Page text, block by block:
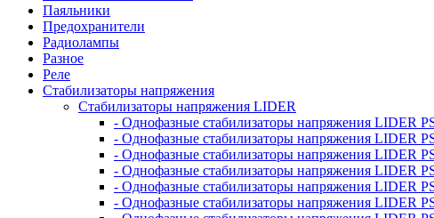
Паяльники
Предохранители
Радиолампы
Разное
Реле
Стабилизаторы напряжения
Стабилизаторы напряжения LIDER
- Однофазные стабилизаторы напряжения LIDER
- Однофазные стабилизаторы напряжения LIDER
- Однофазные стабилизаторы напряжения LIDER
- Однофазные стабилизаторы напряжения LIDER
- Однофазные стабилизаторы напряжения LIDER
- Однофазные стабилизаторы напряжения LIDER